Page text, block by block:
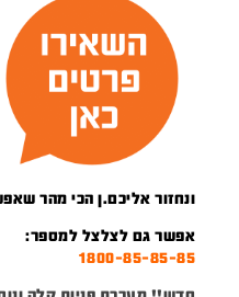
ונחזור אליכם.ן הכי מהר
אפשר גם לצלצל למספר:
1800-85-85-85